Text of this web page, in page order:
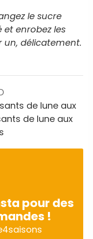
le sucre
et enrobez les
un, délicatement.
de lune aux
de lune aux
pour des
!